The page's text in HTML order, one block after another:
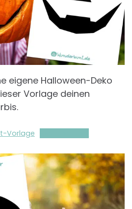
eigene Halloween-Deko
Vorlage deinen
Vorlage